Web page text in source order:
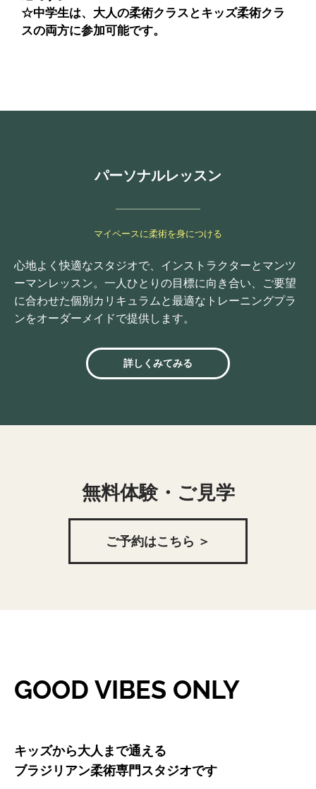
☆中学生は、大人の柔術クラスとキッズ柔術クラ
スの両方に参加可能です。
パーソナルレッスン
マイペースに柔術を身につける
心地よく快適なスタジオで、インストラクターとマンツ
ーマンレッスン。一人ひとりの目標に向き合い、ご要望
に合わせた個別カリキュラムと最適なトレーニングプラ
ンをオーダーメイドで提供します。
詳しくみてみる
無料体験・ご見学
ご予約はこちら ＞
GOOD VIBES ONLY
キッズから大人まで通える
ブラジリアン柔術専門スタジオです